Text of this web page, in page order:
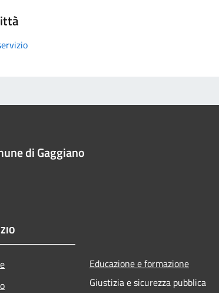
di Gaggiano
Educazione e formazione
Giustizia e sicurezza pubblica